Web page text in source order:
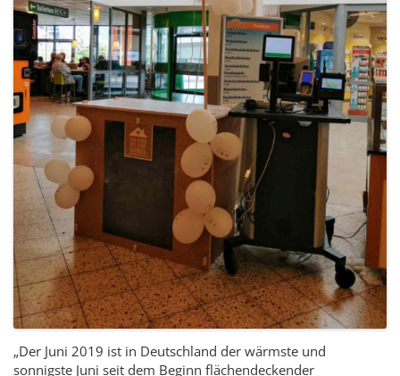
„Der Juni 2019 ist in Deutschland der wärmste und
sonnigste Juni seit dem Beginn flächendeckender